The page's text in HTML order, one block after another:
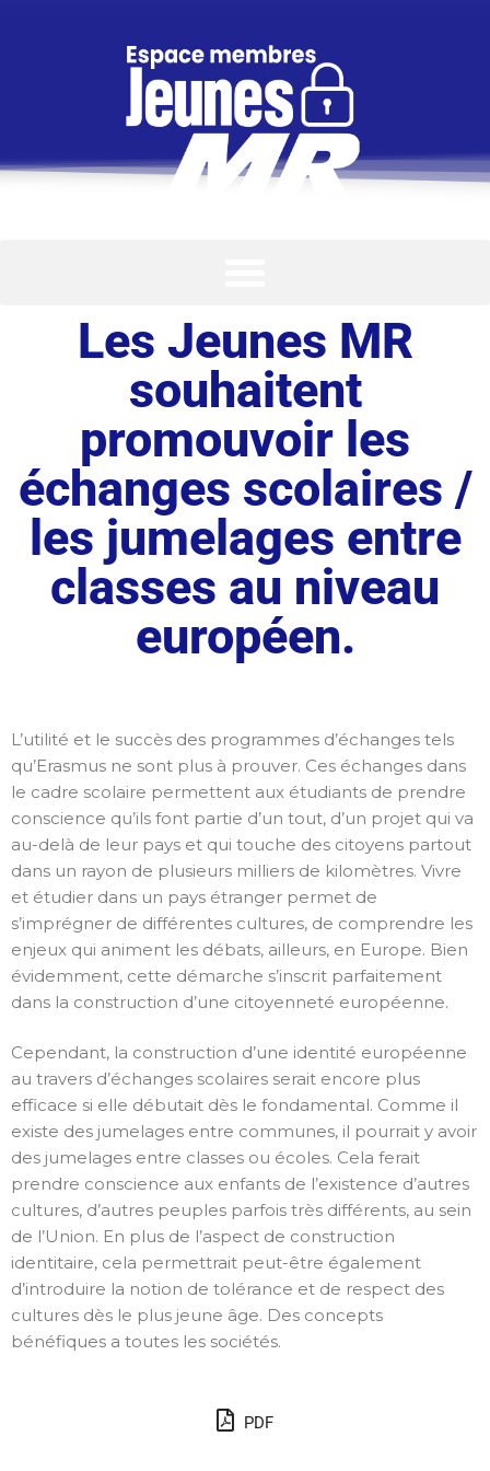
Les Jeunes MR
souhaitent
promouvoir les
échanges scolaires /
les jumelages entre
classes au niveau
européen.
L’utilité et le succès des programmes d’échanges tels
qu’Erasmus ne sont plus à prouver. Ces échanges dans
le cadre scolaire permettent aux étudiants de prendre
conscience qu’ils font partie d’un tout, d’un projet qui va
au-delà de leur pays et qui touche des citoyens partout
dans un rayon de plusieurs milliers de kilomètres. Vivre
et étudier dans un pays étranger permet de
s’imprégner de différentes cultures, de comprendre les
enjeux qui animent les débats, ailleurs, en Europe. Bien
évidemment, cette démarche s’inscrit parfaitement
dans la construction d’une citoyenneté européenne.
Cependant, la construction d’une identité européenne
au travers d’échanges scolaires serait encore plus
efficace si elle débutait dès le fondamental. Comme il
existe des jumelages entre communes, il pourrait y avoir
des jumelages entre classes ou écoles. Cela ferait
prendre conscience aux enfants de l’existence d’autres
cultures, d’autres peuples parfois très différents, au sein
de l’Union. En plus de l’aspect de construction
identitaire, cela permettrait peut-être également
d’introduire la notion de tolérance et de respect des
cultures dès le plus jeune âge. Des concepts
bénéfiques a toutes les sociétés.
PDF